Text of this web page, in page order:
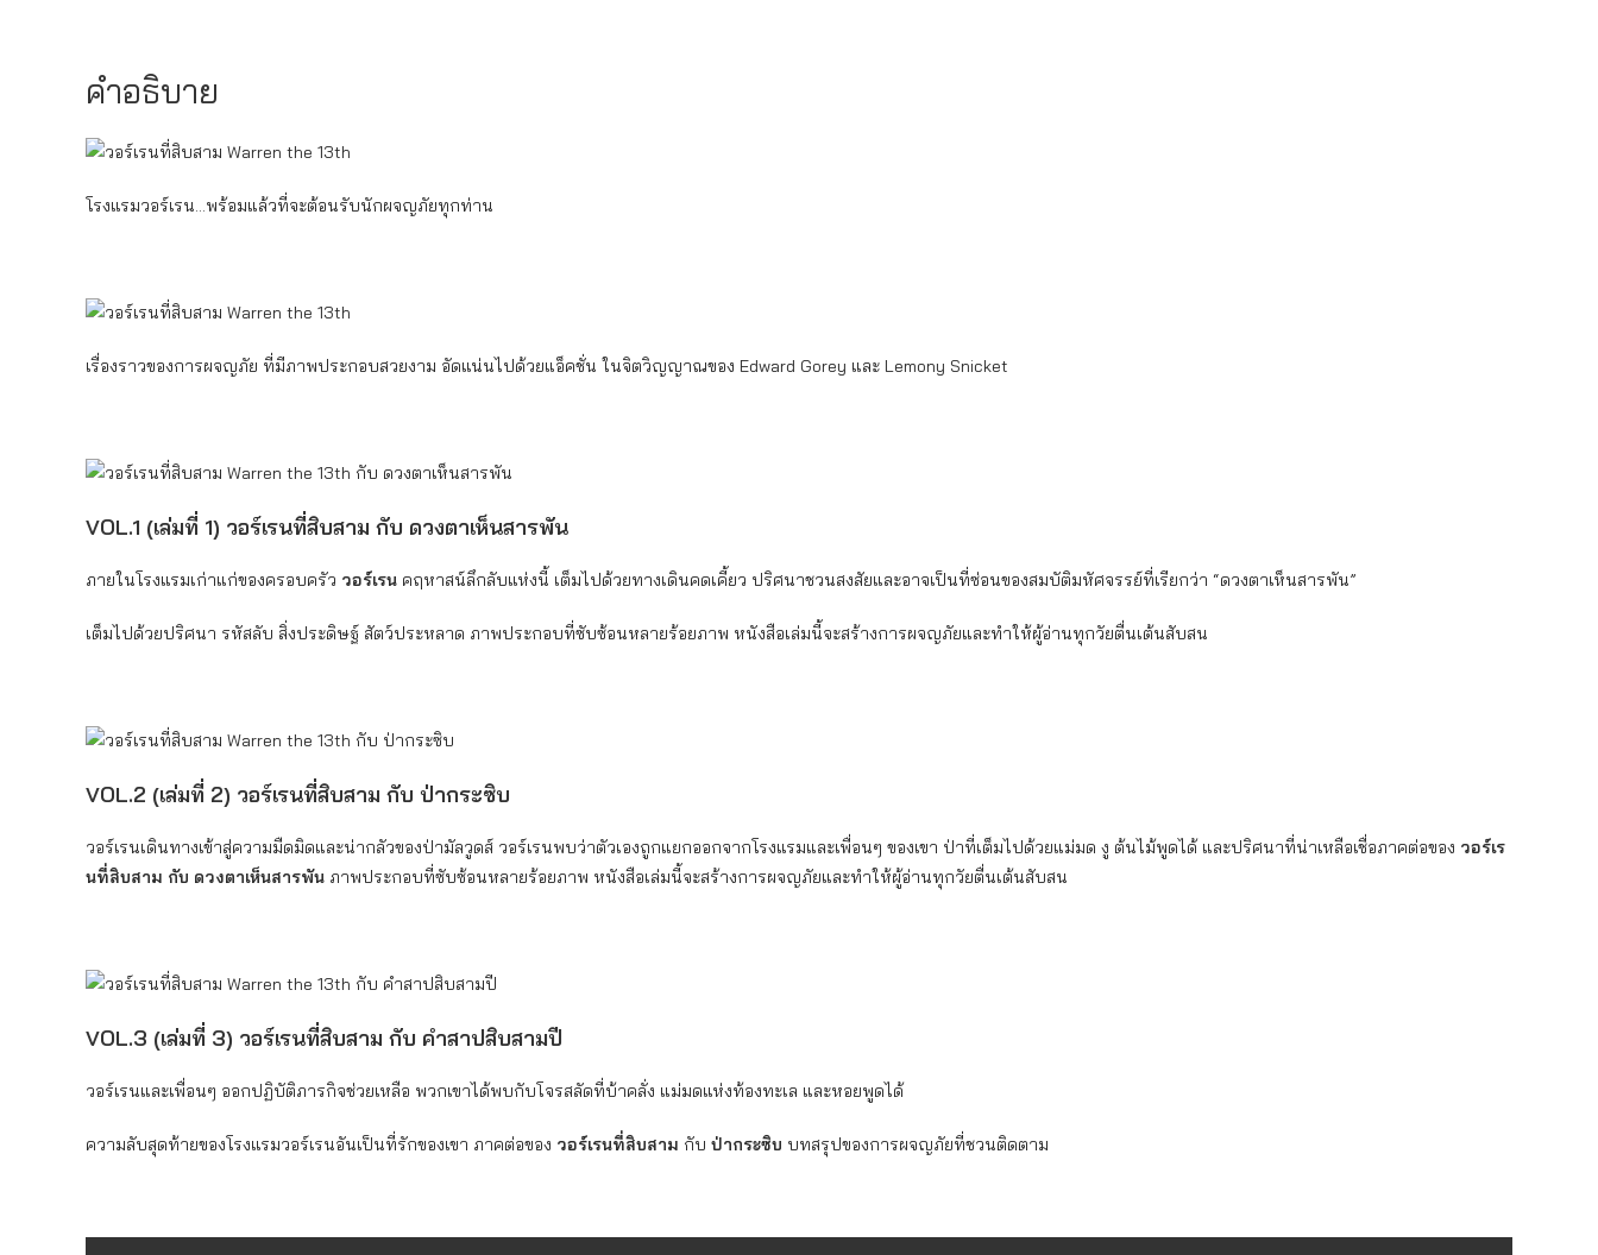
คำอธิบาย
โรงแรมวอร์เรน…พร้อมแล้วที่จะต้อนรับนักผจญภัยทุกท่าน
เรื่องราวของการผจญภัย ที่มีภาพประกอบสวยงาม อัดแน่นไปด้วยแอ็คชั่น ในจิตวิญญาณของ Edward Gorey และ Lemony Snicket
VOL.1 (เล่มที่ 1) วอร์เรนที่สิบสาม กับ ดวงตาเห็นสารพัน
ภายในโรงแรมเก่าแก่ของครอบครัว วอร์เรน คฤหาสน์ลึกลับแห่งนี้ เต็มไปด้วยทางเดินคดเคี้ยว ปริศนาชวนสงสัยและอาจเป็นที่ซ่อนของสมบัติมหัศจรรย์ที่เรียกว่า “ดวงตาเห็นสารพัน”
เต็มไปด้วยปริศนา รหัสลับ สิ่งประดิษฐ์ สัตว์ประหลาด ภาพประกอบที่ซับซ้อนหลายร้อยภาพ หนังสือเล่มนี้จะสร้างการผจญภัยและทำให้ผู้อ่านทุกวัยตื่นเต้นสับสน
VOL.2 (เล่มที่ 2) วอร์เรนที่สิบสาม กับ ป่ากระซิบ
วอร์เรนเดินทางเข้าสู่ความมืดมิดและน่ากลัวของป่ามัลวูดส์ วอร์เรนพบว่าตัวเองถูกแยกออกจากโรงแรมและเพื่อนๆ ของเขา ป่าที่เต็มไปด้วยแม่มด งู ต้นไม้พูดได้ และปริศนาที่น่าเหลือเชื่อภาคต่อของ วอร์เร
นที่สิบสาม กับ ดวงตาเห็นสารพัน ภาพประกอบที่ซับซ้อนหลายร้อยภาพ หนังสือเล่มนี้จะสร้างการผจญภัยและทำให้ผู้อ่านทุกวัยตื่นเต้นสับสน
VOL.3 (เล่มที่ 3) วอร์เรนที่สิบสาม กับ คำสาปสิบสามปี
วอร์เรนและเพื่อนๆ ออกปฏิบัติภารกิจช่วยเหลือ พวกเขาได้พบกับโจรสลัดที่บ้าคลั่ง แม่มดแห่งท้องทะเล และหอยพูดได้
ความลับสุดท้ายของโรงแรมวอร์เรนอันเป็นที่รักของเขา ภาคต่อของ วอร์เรนที่สิบสาม กับ ป่ากระซิบ บทสรุปของการผจญภัยที่ชวนติดตาม